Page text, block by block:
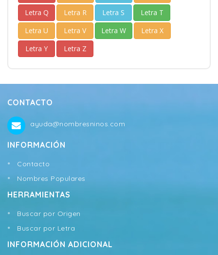
Letra Q
Letra R Letra S
Letra T
Letra U
Letra V Letra W
Letra X
Letra Y
Letra Z
CONTACTO
ayuda@nombresninos.com
INFORMACIÓN
Contacto
Nombres Populares
HERRAMIENTAS
Buscar por Origen
Buscar por Letra
INFORMACIÓN ADICIONAL